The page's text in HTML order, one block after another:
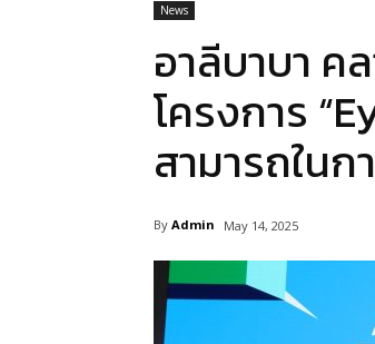
News
อาลีบาบา ค
โครงการ
สามารถใน
By Admin May 14, 2025